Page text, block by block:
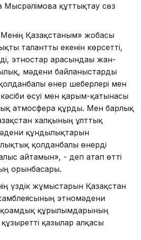
құттықтау сөз
Қазақстаным» жобасы
талантты екенін көрсетті,
этностар арасындағы жан-
мәдени байланыстарды
өнер шеберлері мен
кәсіби өсуі мен қарым-қатынасы
атмосфера құрды. Мен барлық
халқының ұлттық
құндылықтарын
қолданбалы өнерді
айтамын», - деп атап өтті
орынбасары.
үздік жұмыстарын Қазақстан
этномәдени
қоғамдық құрылымдарының
құзыретті қазылар алқасы